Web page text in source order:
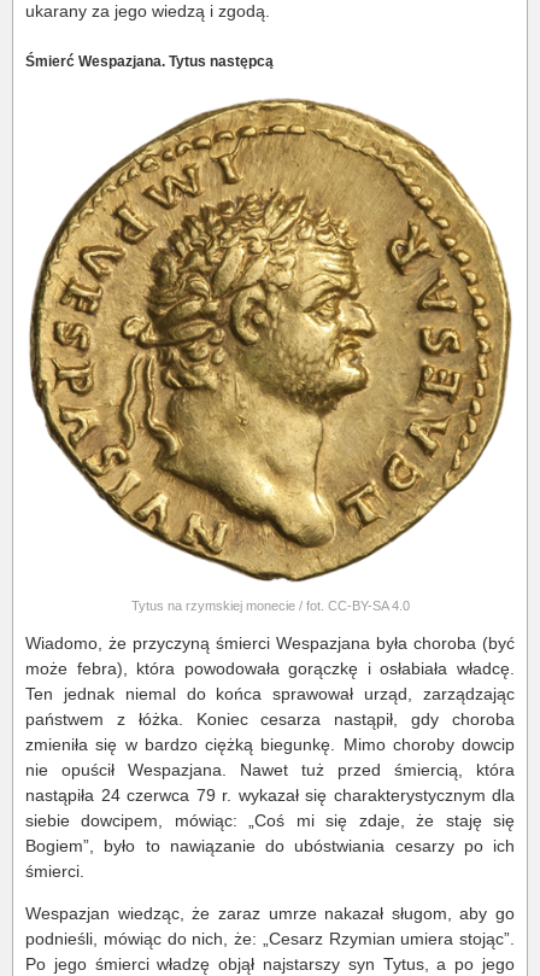
ukarany za jego wiedzą i zgodą.
Śmierć Wespazjana. Tytus następcą
Tytus na rzymskiej monecie / fot. CC-BY-SA 4.0
Wiadomo, że przyczyną śmierci Wespazjana była choroba (być
może febra), która powodowała gorączkę i osłabiała władcę.
Ten jednak niemal do końca sprawował urząd, zarządzając
państwem z łóżka. Koniec cesarza nastąpił, gdy choroba
zmieniła się w bardzo ciężką biegunkę. Mimo choroby dowcip
nie opuścił Wespazjana. Nawet tuż przed śmiercią, która
nastąpiła 24 czerwca 79 r. wykazał się charakterystycznym dla
siebie dowcipem, mówiąc: „Coś mi się zdaje, że staję się
Bogiem”, było to nawiązanie do ubóstwiania cesarzy po ich
śmierci.
Wespazjan wiedząc, że zaraz umrze nakazał sługom, aby go
podnieśli, mówiąc do nich, że: „Cesarz Rzymian umiera stojąc”.
Po jego śmierci władzę objął najstarszy syn Tytus, a po jego